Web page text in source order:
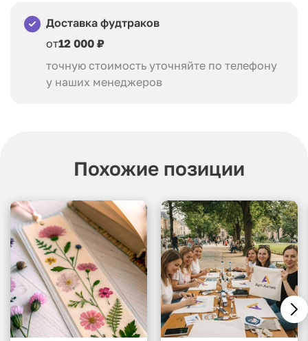
Доставка фудтраков
от12 000 ₽
точную стоимость уточняйте по телефону
у наших менеджеров
Похожие позиции